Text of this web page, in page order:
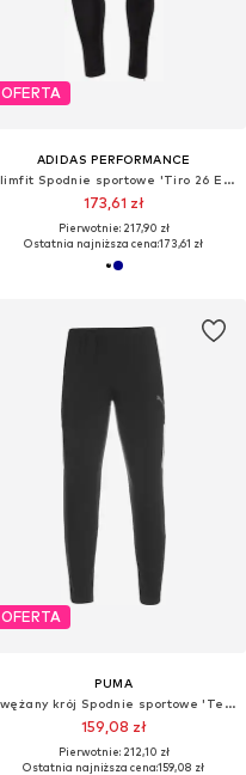
OFERTA
ADIDAS PERFORMANCE
Slimfit Spodnie sportowe 'Tiro 26 Essentials'
173,61 zł
Pierwotnie: 217,90 zł
Ostatnia najniższa cena:173,61 zł
OFERTA
PUMA
Zwężany krój Spodnie sportowe 'TeamLiga'
159,08 zł
Pierwotnie: 212,10 zł
Ostatnia najniższa cena:159,08 zł